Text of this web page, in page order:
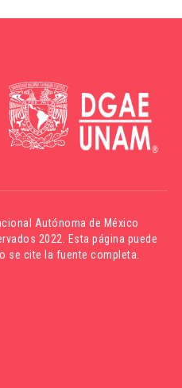
Autónoma de México
2022. Esta página puede
se cite la fuente completa.